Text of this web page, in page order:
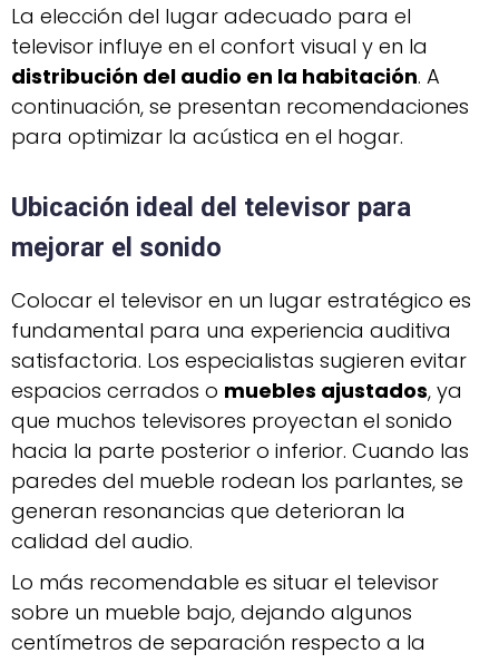
La elección del lugar adecuado para el
televisor influye en el confort visual y en la
distribución del audio en la habitación. A
continuación, se presentan recomendaciones
para optimizar la acústica en el hogar.
Ubicación ideal del televisor para
mejorar el sonido
Colocar el televisor en un lugar estratégico es
fundamental para una experiencia auditiva
satisfactoria. Los especialistas sugieren evitar
espacios cerrados o muebles ajustados, ya
que muchos televisores proyectan el sonido
hacia la parte posterior o inferior. Cuando las
paredes del mueble rodean los parlantes, se
generan resonancias que deterioran la
calidad del audio.
Lo más recomendable es situar el televisor
sobre un mueble bajo, dejando algunos
centímetros de separación respecto a la